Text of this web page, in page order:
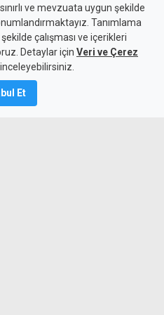
temel
iki devletli
ve mevzuata uygun şekilde
Tanımlama
çalışması ve içerikleri
Detaylar için Veri ve Çerez
inceleyebilirsiniz.
Et